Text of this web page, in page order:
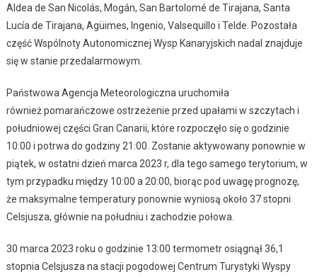
Aldea de San Nicolás, Mogán, San Bartolomé de Tirajana, Santa
Lucía de Tirajana, Agüimes, Ingenio, Valsequillo i Telde. Pozostała
część Wspólnoty Autonomicznej Wysp Kanaryjskich nadal znajduje
się w stanie przedalarmowym.
Państwowa Agencja Meteorologiczna uruchomiła
również pomarańczowe ostrzeżenie przed upałami w szczytach i
południowej części Gran Canarii, które rozpoczęło się o godzinie
10:00 i potrwa do godziny 21:00. Zostanie aktywowany ponownie w
piątek, w ostatni dzień marca 2023 r, dla tego samego terytorium, w
tym przypadku między 10:00 a 20:00, biorąc pod uwagę prognozę,
że maksymalne temperatury ponownie wyniosą około 37 stopni
Celsjusza, głównie na południu i zachodzie połowa.
30 marca 2023 roku o godzinie 13:00 termometr osiągnął 36,1
stopnia Celsjusza na stacji pogodowej Centrum Turystyki Wyspy